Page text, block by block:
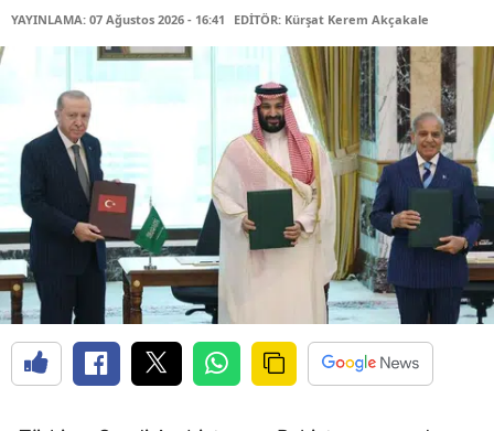
YAYINLAMA: 07 Ağustos 2026 - 16:41 EDİTÖR: Kürşat Kerem Akçakale